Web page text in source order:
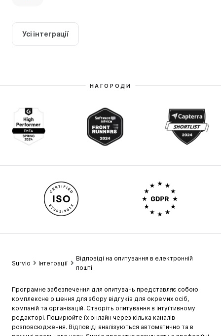
Усі інтеграції
НАГОРОДИ
Survio Інтеграції
Відповіді на опитування в електронній
пошті
Програмне забезпечення для опитувань представляє собою
комплексне рішення для збору відгуків для окремих осіб,
компаній та організацій. Створіть опитування в інтуїтивному
редакторі. Поширюйте їх онлайн через кілька каналів
розповсюдження. Відповіді аналізуються автоматично та в